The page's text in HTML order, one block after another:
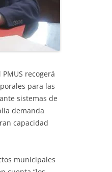
recogerá
para las
sistemas de
demanda
capacidad
municipales